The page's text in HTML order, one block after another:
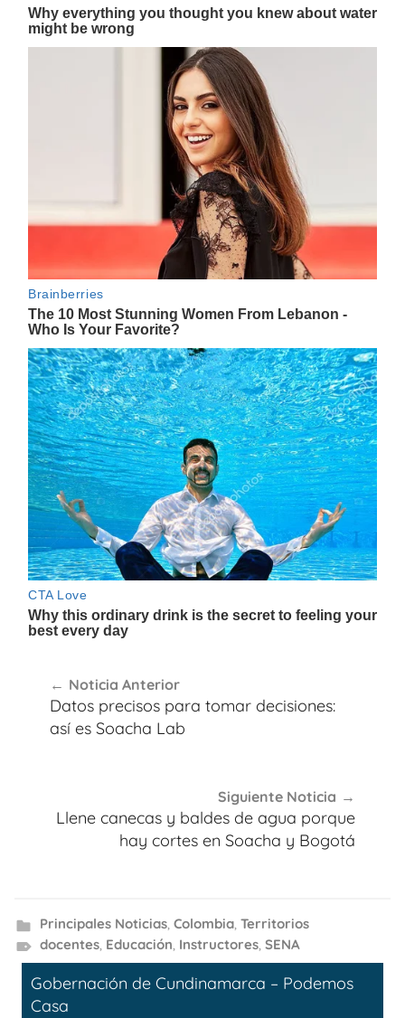
de
entradas
Noticia Anterior
Datos precisos para tomar decisiones:
así es Soacha Lab
Siguiente Noticia
Llene canecas y baldes de agua porque
hay cortes en Soacha y Bogotá
Principales Noticias, Colombia, Territorios
docentes, Educación, Instructores, SENA
Gobernación de Cundinamarca – Podemos
Casa